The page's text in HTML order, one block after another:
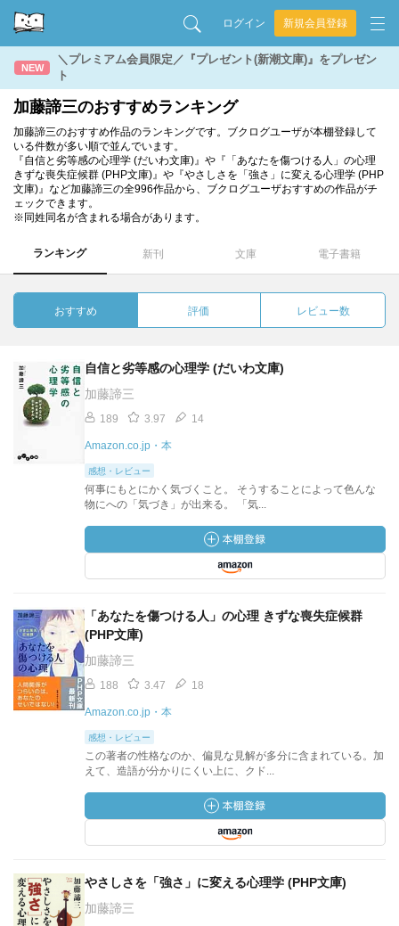
ログイン 新規会員登録
NEW
＼プレミアム会員限定／『プレゼント(新潮文庫)』をプレゼン
ト
加藤諦三のおすすめランキング
加藤諦三のおすすめ作品のランキングです。ブクログユーザが本棚登録して
いる件数が多い順で並んでいます。
『自信と劣等感の心理学 (だいわ文庫)』や『「あなたを傷つける人」の心理
きずな喪失症候群 (PHP文庫)』や『やさしさを「強さ」に変える心理学 (PHP
文庫)』など加藤諦三の全996作品から、ブクログユーザおすすめの作品がチ
ェックできます。
※同姓同名が含まれる場合があります。
ランキング 新刊 文庫 電子書籍
おすすめ 評価 レビュー数
自信と劣等感の心理学 (だいわ文庫)
加藤諦三
189 3.97 14
Amazon.co.jp・本
感想・レビュー
何事にもとにかく気づくこと。 そうすることによって色んな
物にへの「気づき」が出来る。 「気...
「あなたを傷つける人」の心理 きずな喪失症候群
(PHP文庫)
加藤諦三
188 3.47 18
Amazon.co.jp・本
感想・レビュー
この著者の性格なのか、偏見な見解が多分に含まれている。加
えて、造語が分かりにくい上に、クド...
やさしさを「強さ」に変える心理学 (PHP文庫)
加藤諦三